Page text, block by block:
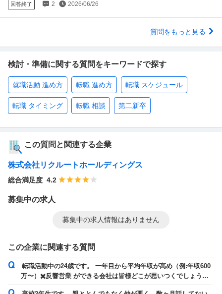
回答終了 2 2026/06/26
質問をもっと見る
検討・準備に関する質問をキーワードで探す
就職活動 進め方 転職 進め方 転職 スケジュール
転職 タイミング 転職 相談 第二新卒
この質問と関連する企業
株式会社リクルートホールディングス
総合満足度 4.2
募集中の求人
募集中の求人情報はありません
この企業に関連する質問
転職活動中の24歳です。 一年目から平均年収が高め（例:年収600
万〜）✖️反響営業 ができる会社は皆様どこが思いつくでしょう
か。 職歴や学歴には自信が...